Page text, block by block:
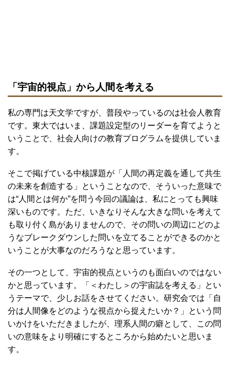
「宇宙的視点」から人間を考える
私の専門は天文学ですが、普段やっているのは社会人教育
です。東大ではいま、課題設定型のリーダーを育てようと
いうことで、社会人向けの教育プログラムを提供していま
す。
そこで掲げている中核課題が「人間の再定義を通して共生
の未来を創造する」ということなので、そういった意味で
は“人間とは何か”を問う今回の議論は、私にとっても興味
深いものです。ただ、いきなりそんな大きな問いを考えて
も取り付く島がありませんので、その問いの周辺にどのよ
うなブレークダウンした問いを立てることができるのかと
いうことが大事なのだろうなと思っています。
その一つとして、宇宙的視点というのも面白いのではない
かと思っています。「＜わたし＞の宇宙誌を考える」とい
うテーマで、少しお話をさせてください。研究会では「自
分は人間像をどのような視点から捉えたいか？」という問
いかけをいただきましたが、理系人間の癖として、この問
いの意味をより明確にするところから始めたいと思いま
す。